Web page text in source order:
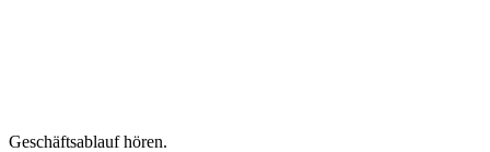
Geschäftsablauf hören.